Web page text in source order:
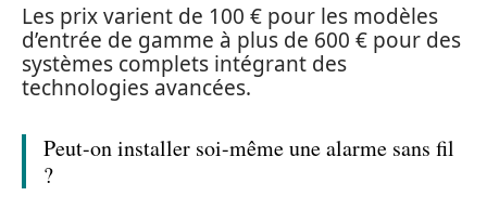
Les prix varient de 100 € pour les modèles
d’entrée de gamme à plus de 600 € pour des
systèmes complets intégrant des
technologies avancées.
Peut-on installer soi-même une alarme sans fil
?